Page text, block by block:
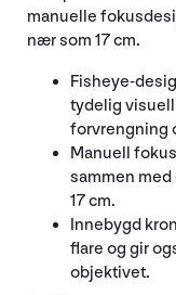
manuelle
nær som 17 cm.
Fisheye-
tydelig visuell
forvrengning
Manuell
sammen
17 cm.
Innebygd
flare og gir
objektivet.